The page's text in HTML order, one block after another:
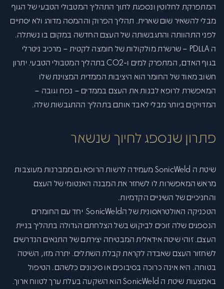
המתפרקת לחלוטין ונספגת לתוך התהליך המטבולי הטבעי של הגוף
מבלי להשאיר שום שארית. תהליך הפרוק וההמסה מדורג ולא יסתיים
לפני התהוותה והתגבשותה של העצם החדשה במקום בו נשתלה.
ה PDLLA – שרשרת מולקולות של חומצה לקטית – מרכיב ניטרלי
בגוף האדם, המתפרק למים ו-CO2 בתהליך המטבולי הטבעי. יתרון
חשוב מאוד של החומר הוא היציבות הממדית המצוינת שלו
המאפשרת לרופא לבנות את העצם בממדים – נפח וגובה –
המדויקים ביותר מבלי לאבד אותם בתהליך ההתגבשות שלה.
פתרון שנספג לחיוך שנשאר
שיטת ה SonicWeld מעמידה לרשות הרופא גם ממברנות מעוצבות
מראש המאפשרות לו לשחזר את המבנה האנטומי של העצם
והחניכיים של השיניים הקדמיות.
הטכניקה האולטראסונית של הSonicWeld יחד עם החומרים
הנספגים שלה זוכים לביקוש בשל הצלחתם הגדולה בתהליך בניית
העצם. זוהי שיטה אידאלית המבטיחה יצירתם של התנאים הנדרשים
לשחזור העצם שאבדה לקראת קבלת השתלים. יתרה מזו, השיטה
בטוחה. היא אינה כרוכה בסיבוכים או סיכונים כלשהם. הטיפול
באמצעות שיטת ה SonicWeld הוא השקעה בעלת ערך לטווח ארוך.